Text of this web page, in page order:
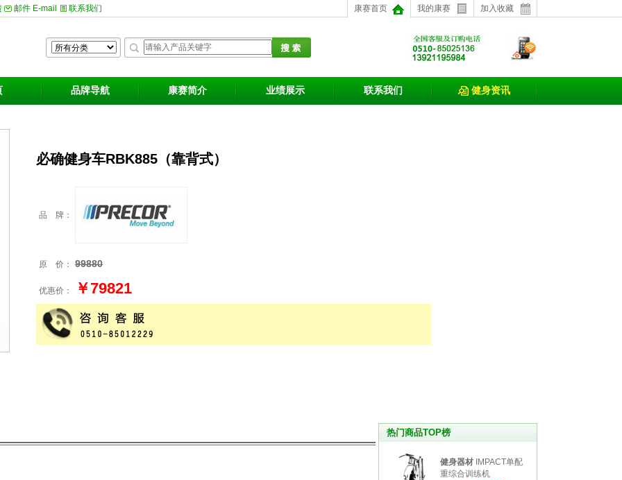
邮件 E-mail 联系我们 康赛首页 我的康赛 加入收藏
品牌导航 康赛简介 业绩展示 联系我们 健身资讯
必确健身车RBK885（靠背式）
品 牌：
原 价： 99880
优惠价： ￥79821
热门商品TOP榜
健身器材 IMPACT单配
重综合训练机